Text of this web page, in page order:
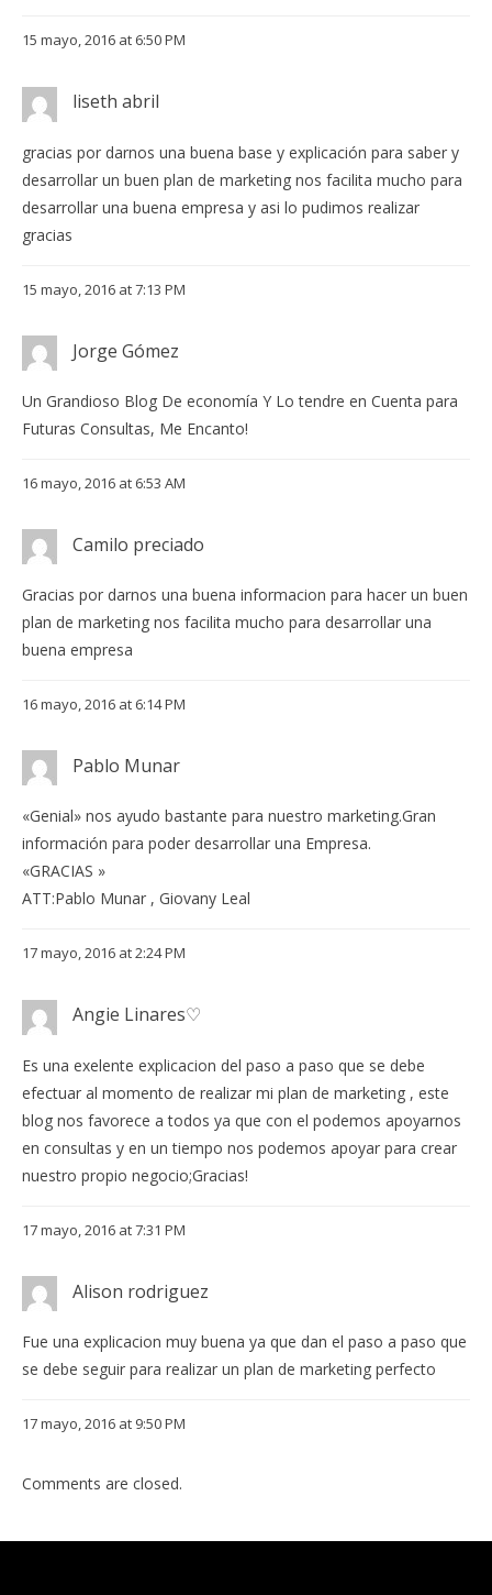
15 mayo, 2016 at 6:50 PM
liseth abril
gracias por darnos una buena base y explicación para saber y
desarrollar un buen plan de marketing nos facilita mucho para
desarrollar una buena empresa y asi lo pudimos realizar
gracias
15 mayo, 2016 at 7:13 PM
Jorge Gómez
Un Grandioso Blog De economía Y Lo tendre en Cuenta para
Futuras Consultas, Me Encanto!
16 mayo, 2016 at 6:53 AM
Camilo preciado
Gracias por darnos una buena informacion para hacer un buen
plan de marketing nos facilita mucho para desarrollar una
buena empresa
16 mayo, 2016 at 6:14 PM
Pablo Munar
«Genial» nos ayudo bastante para nuestro marketing.Gran
información para poder desarrollar una Empresa.
«GRACIAS »
ATT:Pablo Munar , Giovany Leal
17 mayo, 2016 at 2:24 PM
Angie Linares♡
Es una exelente explicacion del paso a paso que se debe
efectuar al momento de realizar mi plan de marketing , este
blog nos favorece a todos ya que con el podemos apoyarnos
en consultas y en un tiempo nos podemos apoyar para crear
nuestro propio negocio;Gracias!
17 mayo, 2016 at 7:31 PM
Alison rodriguez
Fue una explicacion muy buena ya que dan el paso a paso que
se debe seguir para realizar un plan de marketing perfecto
17 mayo, 2016 at 9:50 PM
Comments are closed.